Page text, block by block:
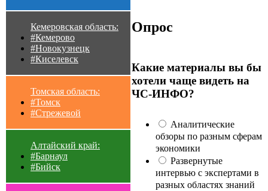
Кемеровская область:
#Кемерово
#Новокузнецк
#Киселевск
Томская область:
#Томск
#Стрежевой
Алтайский край:
#Барнаул
#Бийск
Опрос
Какие материалы вы бы
хотели чаще видеть на
ЧС-ИНФО?
Аналитические
обзоры по разным сферам
экономики
Развернутые
интервью с экспертами в
разных областях знаний